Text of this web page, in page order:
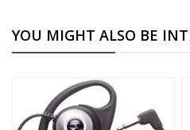
YOU MIGHT ALSO BE